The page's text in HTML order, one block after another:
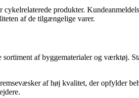
produkter.
af de tilgængelige varer.
af byggematerialer og værktøj.
af høj kvalitet, der opfylder